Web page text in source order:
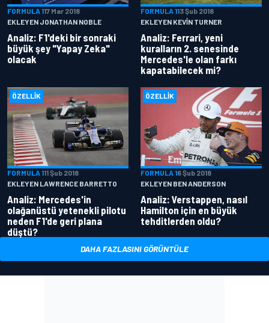
FORMULA 117 Mar 2018
EKLEYEN JONATHAN NOBLE
Analiz: F1'deki bir sonraki
büyük şey "Yapay Zeka"
olacak
FORMULA 113 Şub 2018
EKLEYEN KEVIN TURNER
Analiz: Ferrari, yeni
kuralların 2. senesinde
Mercedes'le olan farkı
kapatabilecek mi?
ÖZELLIK
FORMULA 111 Şub 2018
EKLEYEN LAWRENCE BARRETTO
Analiz: Mercedes'in
olağanüstü yetenekli pilotu
neden F1'de geri plana
düştü?
ÖZELLIK
FORMULA 16 Şub 2018
EKLEYEN BEN ANDERSON
Analiz: Verstappen, nasıl
Hamilton için en büyük
tehditlerden oldu?
DAHA FAZLASINI GÖRÜNTÜLE